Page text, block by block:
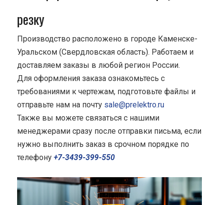
резку
Производство расположено в городе Каменске-
Уральском (Свердловская область). Работаем и
доставляем заказы в любой регион России.
Для оформления заказа ознакомьтесь с
требованиями к чертежам, подготовьте файлы и
отправьте нам на почту sale@prelektro.ru
Также вы можете связаться с нашими
менеджерами сразу после отправки письма, если
нужно выполнить заказ в срочном порядке по
телефону +7-3439-399-550